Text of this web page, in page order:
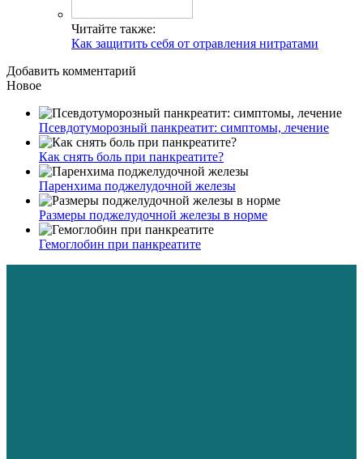
Читайте также:
Как защитить себя от отравления нитратами
Добавить комментарий
Новое
Псевдотуморозный панкреатит: симптомы, лечение
Как снять боль при панкреатите?
Паренхима поджелудочной железы
Размеры поджелудочной железы в норме
Гемоглобин при панкреатите